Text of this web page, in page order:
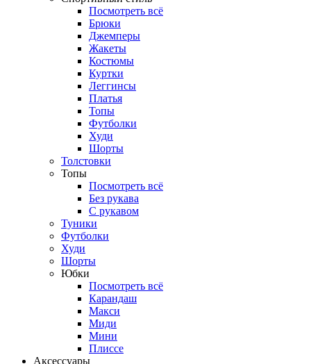
Посмотреть всё
Брюки
Джемперы
Жакеты
Костюмы
Куртки
Леггинсы
Платья
Топы
Футболки
Худи
Шорты
Толстовки
Топы
Посмотреть всё
Без рукава
С рукавом
Туники
Футболки
Худи
Шорты
Юбки
Посмотреть всё
Карандаш
Макси
Миди
Мини
Плиссе
Аксессуары